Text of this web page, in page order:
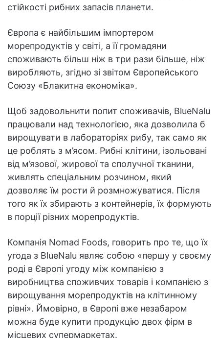
стійкості рибних запасів планети.
Європа є найбільшим імпортером
морепродуктів у світі, а її громадяни
споживають більш ніж в три рази більше, ніж
виробляють, згідно зі звітом Європейського
Союзу «Блакитна економіка».
Щоб задовольнити попит споживачів, BlueNalu
працювали над технологією, яка дозволила б
вирощувати в лабораторіях рибу, так само як
це роблять з м’ясом. Рибні клітини, ізольовані
від м’язової, жирової та сполучної тканини,
живлять спеціальним розчином, який
дозволяє їм рости й розмножуватися. Після
того як їх збирають з контейнерів, їх формують
в порції різних морепродуктів.
Компанія Nomad Foods, говорить про те, що їх
угода з BlueNalu являє собою «першу у своєму
роді в Європі угоду між компанією з
виробництва споживчих товарів і компанією з
вирощування морепродуктів на клітинному
рівні». Ймовірно, в Європі вже незабаром
можна буде купити продукцію двох фірм в
місцевих супермаркетах.